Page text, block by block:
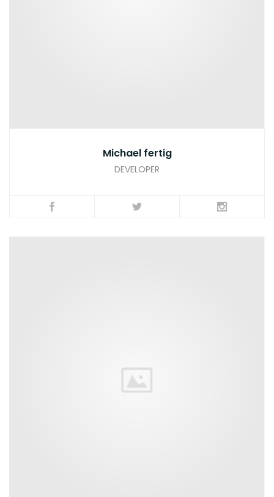
Michael fertig
DEVELOPER